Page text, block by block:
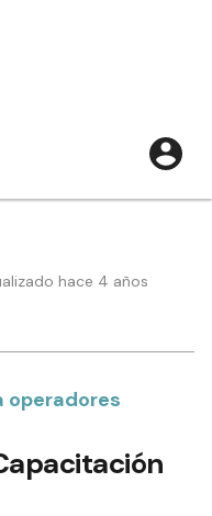
hace 4 años
operadores